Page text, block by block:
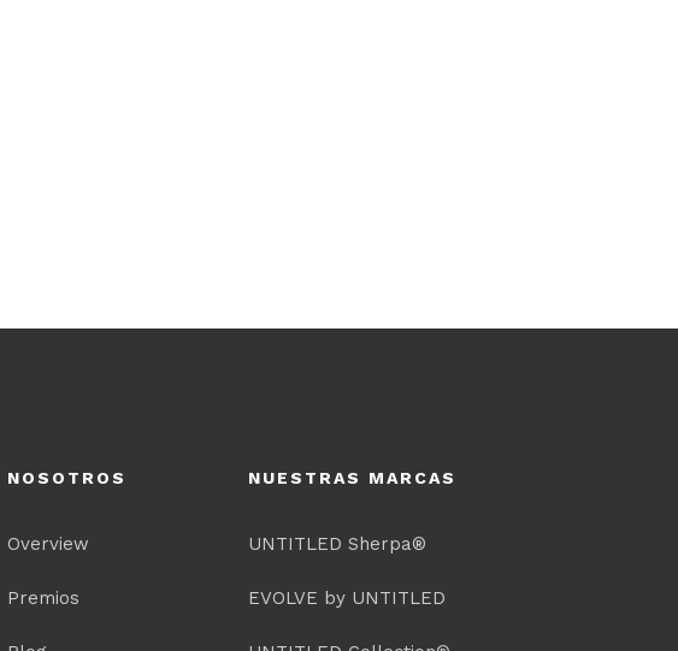
NUESTRAS MARCAS
UNTITLED Sherpa®
EVOLVE by UNTITLED
NOSOTROS
Overview
Premios